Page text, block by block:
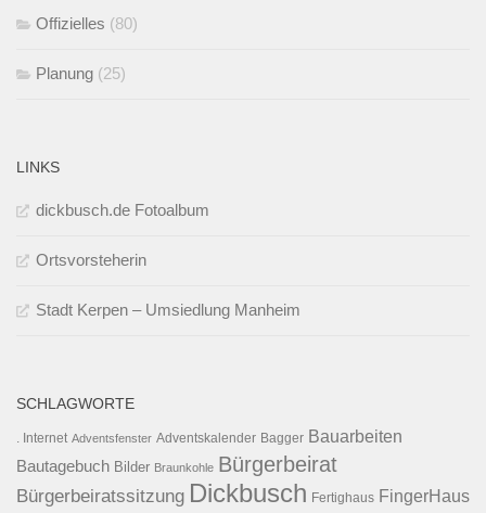
Offizielles (80)
Planung (25)
LINKS
dickbusch.de Fotoalbum
Ortsvorsteherin
Stadt Kerpen – Umsiedlung Manheim
SCHLAGWORTE
. Internet Adventsfenster Adventskalender Bagger Bauarbeiten
Bautagebuch Bilder Braunkohle Bürgerbeirat
Bürgerbeiratssitzung Dickbusch Fertighaus FingerHaus